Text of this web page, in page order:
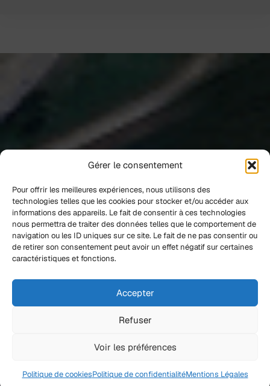
Gérer le consentement
Pour offrir les meilleures expériences, nous utilisons des
technologies telles que les cookies pour stocker et/ou accéder aux
informations des appareils. Le fait de consentir à ces technologies
nous permettra de traiter des données telles que le comportement de
navigation ou les ID uniques sur ce site. Le fait de ne pas consentir ou
de retirer son consentement peut avoir un effet négatif sur certaines
caractéristiques et fonctions.
Accepter
Refuser
Voir les préférences
Politique de cookiesPolitique de confidentialitéMentions Légales